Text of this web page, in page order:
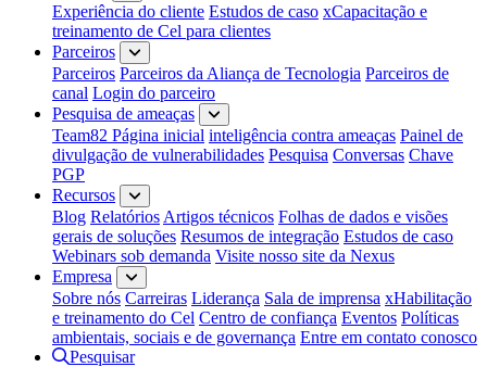
Experiência do cliente Estudos de caso xCapacitação e
treinamento de Cel para clientes
Parceiros
Parceiros Parceiros da Aliança de Tecnologia Parceiros de
canal Login do parceiro
Pesquisa de ameaças
Team82 Página inicial inteligência contra ameaças Painel de
divulgação de vulnerabilidades Pesquisa Conversas Chave
PGP
Recursos
Blog Relatórios Artigos técnicos Folhas de dados e visões
gerais de soluções Resumos de integração Estudos de caso
Webinars sob demanda Visite nosso site da Nexus
Empresa
Sobre nós Carreiras Liderança Sala de imprensa xHabilitação
e treinamento do Cel Centro de confiança Eventos Políticas
ambientais, sociais e de governança Entre em contato conosco
Pesquisar